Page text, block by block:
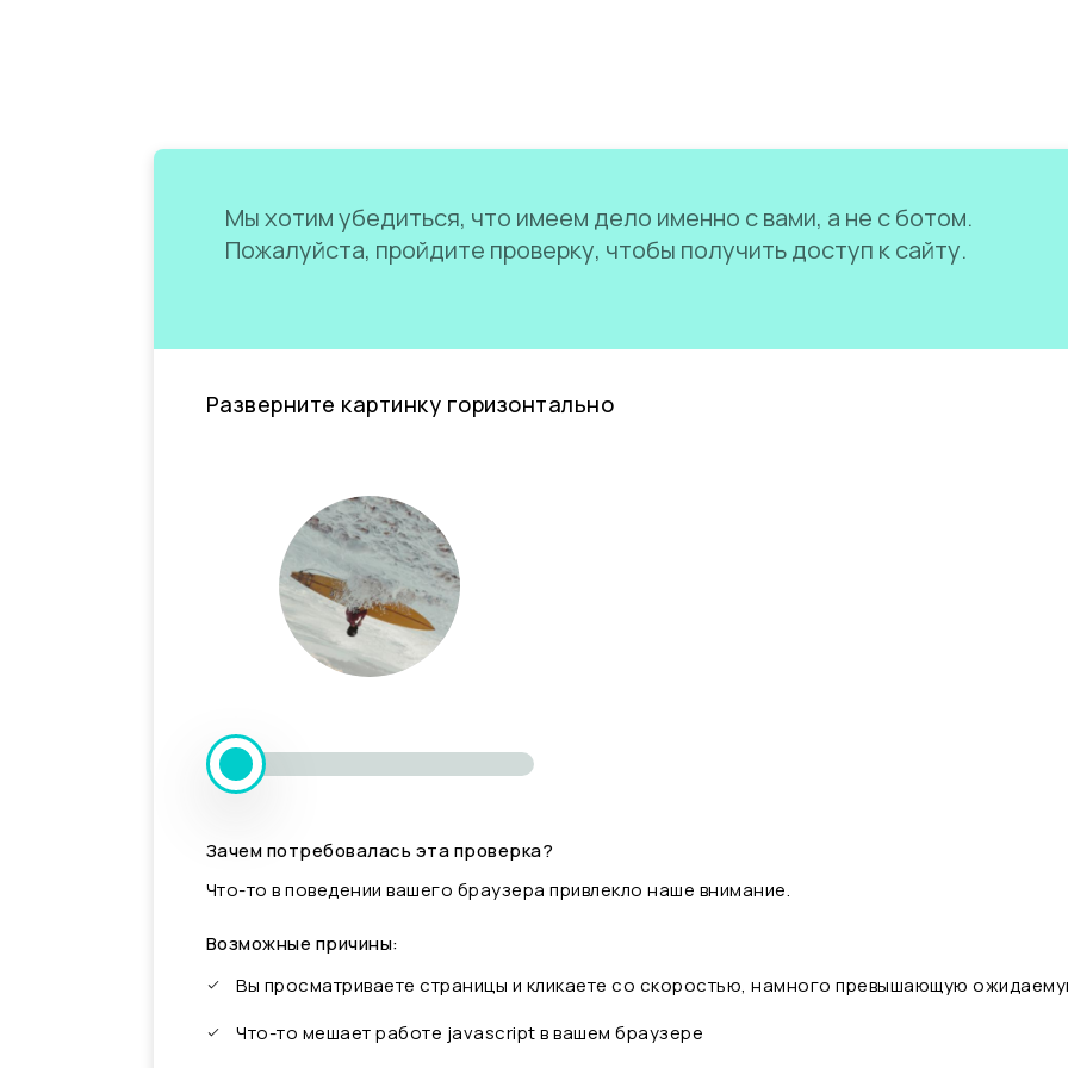
Мы хотим убедиться, что имеем дело именно с вами, а не с ботом.
Пожалуйста, пройдите проверку, чтобы получить доступ к сайту.
Разверните картинку горизонтально
Зачем потребовалась эта проверка?
Что-то в поведении вашего браузера привлекло наше внимание.
Возможные причины:
Вы просматриваете страницы и кликаете со скоростью, намного превышающую
Что-то мешает работе javascript в вашем браузере